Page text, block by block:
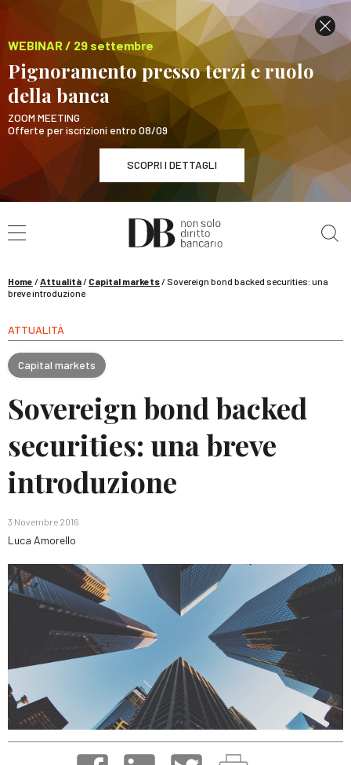
WEBINAR / 29 settembre
Pignoramento presso terzi e ruolo
della banca
ZOOM MEETING
Offerte per iscrizioni entro 08/09
SCOPRI I DETTAGLI
WEBINAR / 29 settembre
Pignoramento presso terzi e ruolo della banca
Home /Attualità/ Capital markets/ Sovereign bond backed securities: una
breve introduzione
ATTUALITÀ
Capital markets
Sovereign bond backed
securities: una breve
introduzione
3 Novembre 2016
Luca Amorello